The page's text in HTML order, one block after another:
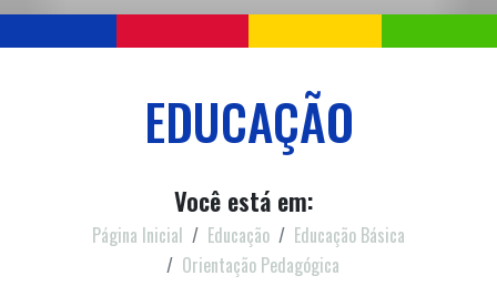
EDUCAÇÃO
Você está em:
Página Inicial Educação
Educação Básica
Orientação Pedagógica